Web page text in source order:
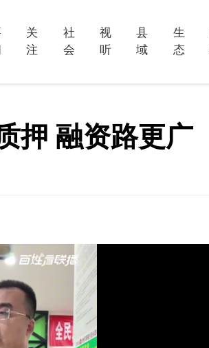
关
注
社
会
视
听
县
域
生
态
押 融资路更广